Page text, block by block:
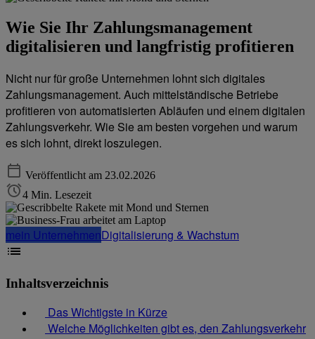
Wie Sie Ihr Zahlungsmanagement
digitalisieren und langfristig profitieren
Nicht nur für große Unternehmen lohnt sich digitales
Zahlungsmanagement. Auch mittelständische Betriebe
profitieren von automatisierten Abläufen und einem digitalen
Zahlungsverkehr. Wie Sie am besten vorgehen und warum
es sich lohnt, direkt loszulegen.
Veröffentlicht am 23.02.2026
4 Min. Lesezeit
mein UnternehmenDigitalisierung & Wachstum
Inhaltsverzeichnis
Das Wichtigste in Kürze
Welche Möglichkeiten gibt es, den Zahlungsverkehr